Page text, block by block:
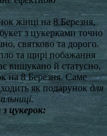
жінці на 8 Березня,
з цукерками точно
святково та дорого.
та щирі побажання
вишукано й статусно,
на 8 Березня. Саме
як подарунок для
цукерок: